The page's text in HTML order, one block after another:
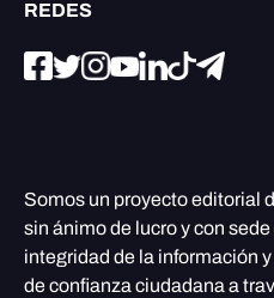
REDES
Somos un proyecto editorial
sin ánimo de lucro y con
integridad de la información
de confianza ciudadana a